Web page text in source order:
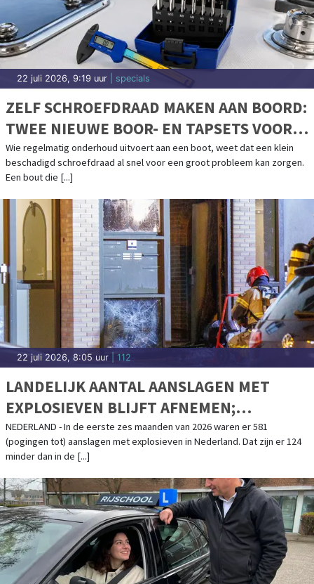
22 juli 2026, 9:19 uur | specials
ZELF SCHROEFDRAAD MAKEN AAN BOORD:
TWEE NIEUWE BOOR- EN TAPSETS VOOR
BOOTONDERHOUD
Wie regelmatig onderhoud uitvoert aan een boot, weet dat een klein
beschadigd schroefdraad al snel voor een groot probleem kan zorgen.
Een bout die [...]
22 juli 2026, 8:05 uur | 112
LANDELIJK AANTAL AANSLAGEN MET
EXPLOSIEVEN BLIJFT AFNEMEN;
AANSLAGENPROBLEMATIEK BLIJFT
ERNSTIG
NEDERLAND - In de eerste zes maanden van 2026 waren er 581
(pogingen tot) aanslagen met explosieven in Nederland. Dat zijn er 124
minder dan in de [...]